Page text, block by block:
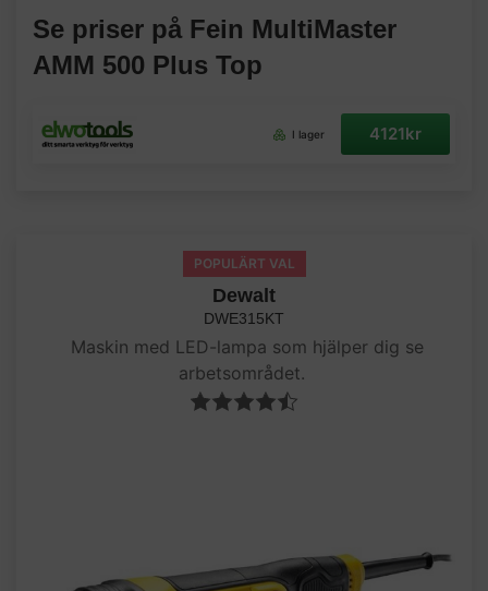
Se priser på Fein MultiMaster
AMM 500 Plus Top
I lager 4121kr
POPULÄRT VAL
Dewalt
DWE315KT
Maskin med LED-lampa som hjälper dig se
arbetsområdet.